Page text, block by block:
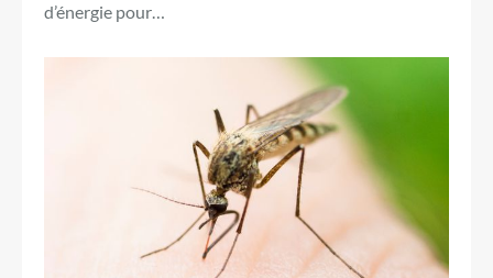
d’énergie pour…